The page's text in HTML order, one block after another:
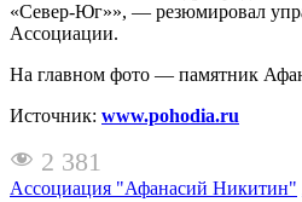
«Север-Юг»», — резюмировал
Ассоциации.
На главном фото — памятник
Источник: www.pohodia.ru
2 381
Ассоциация "Афанасий Никитин"